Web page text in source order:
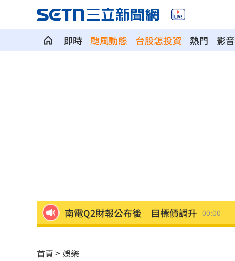
即時 颱風動態 台股怎投資 熱門 影音
俄軍空襲烏克蘭首都基輔及周邊 4人喪命
首頁 娛樂